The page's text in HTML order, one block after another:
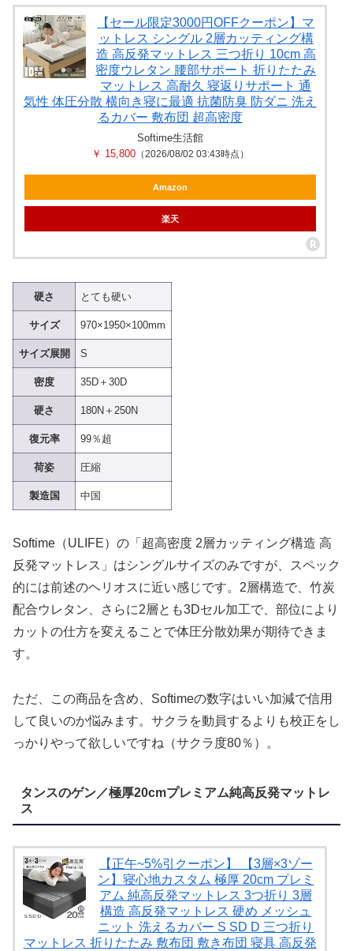
【セール限定3000円OFFクーポン】マ
ットレス シングル 2層カッティング構
造 高反発マットレス 三つ折り 10cm 高
密度ウレタン 腰部サポート 折りたたみ
マットレス 高耐久 寝返りサポート 通
気性 体圧分散 横向き寝に最適 抗菌防臭 防ダニ 洗え
るカバー 敷布団 超高密度
Softime生活館
￥ 15,800（2026/08/02 03:43時点）
Amazon
楽天
硬さ とても硬い
サイズ 970×1950×100mm
サイズ展開 S
密度 35D＋30D
硬さ 180N＋250N
復元率 99％超
荷姿 圧縮
製造国 中国
Softime（ULIFE）の「超高密度 2層カッティング構造 高
反発マットレス」はシングルサイズのみですが、スペック
的には前述のヘリオスに近い感じです。2層構造で、竹炭
配合ウレタン、さらに2層とも3Dセル加工で、部位により
カットの仕方を変えることで体圧分散効果が期待できま
す。
ただ、この商品を含め、Softimeの数字はいい加減で信用
して良いのか悩みます。サクラを動員するよりも校正をし
っかりやって欲しいですね（サクラ度80％）。
タンスのゲン／極厚20cmプレミアム純高反発マットレ
ス
【正午~5%引クーポン】 【3層×3ゾー
ン】寝心地カスタム 極厚 20cm プレミ
アム 純高反発マットレス 3つ折り 3層
構造 高反発マットレス 硬め メッシュ
ニット 洗えるカバー S SD D 三つ折り
マットレス 折りたたみ 敷布団 敷き布団 寝具 高反発